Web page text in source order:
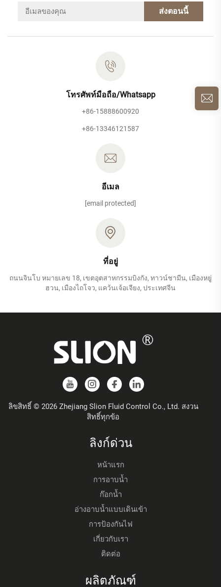
ส่งตอนนี้
โทรศัพท์มือถือ/Whatsapp
+86-15888600920
+86-13346121587
อีเมล
[email protected]
ที่อยู่
ถนนจินโบ หมายเลข 18, เขตอุตสาหกรรมบิงกัง, ทาวน์ชามีน, เมืองหยู่
ฮวน, เมืองไถโจว, แคว้นเจ้อเจียง, ประเทศจีน
ลิขสิทธิ์ © 2026 Zhejiang Slion Fluid Control Co., Ltd. สงวน
สิทธิ์ทุกข้อ
ลิงก์ด่วน
หน้าแรก
การอาบน้ำ
ก๊อกน้ำ
อ่างอาบน้ำแบบเดินเข้า
การป้องกันไฟ
เกี่ยวกับเรา
ติดต่อ
ผลิตภัณฑ์